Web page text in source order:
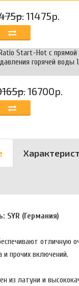
11475р.
Start-Hot c
горячей воды
16700р.
SYR (Германия)
отличную
и прочих включений.
из латуни и